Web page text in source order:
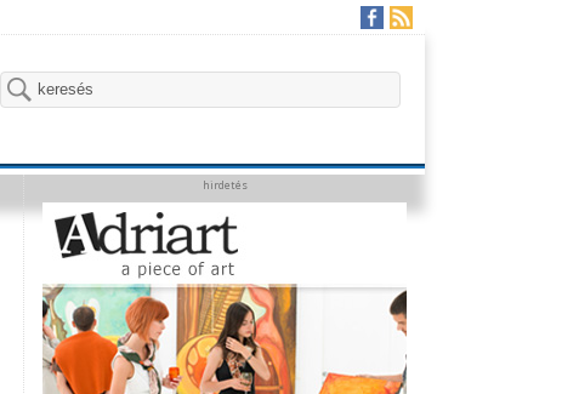
hirdetés